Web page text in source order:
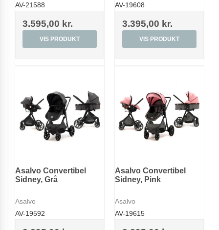
AV-21588
3.595,00 kr.
VIS PRODUKT
AV-19608
3.395,00 kr.
VIS PRODUKT
Asalvo Convertibel
Sidney, Grå
Asalvo
AV-19592
Asalvo Convertibel
Sidney, Pink
Asalvo
AV-19615